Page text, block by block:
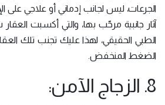
الجرعات، ليس لجانب إدماني أو علاجي على
آثار جانبية مرحّب بها، والتي أكسبت
الطبي الحقيقي، لهذا عليك تجنب تلك
الضغط المنخفض.
8. الزجاج الآمن: